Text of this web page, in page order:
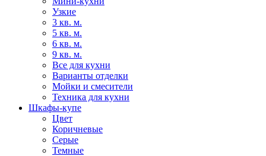
Узкие
3 кв. м.
5 кв. м.
6 кв. м.
9 кв. м.
Все для кухни
Варианты отделки
Мойки и смесители
Техника для кухни
Шкафы-купе
Цвет
Коричневые
Серые
Темные